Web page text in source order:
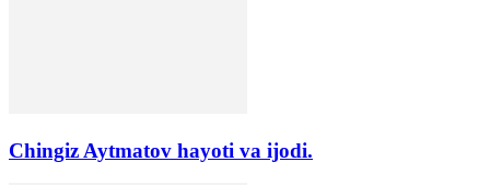
Chingiz Aytmatov hayoti va ijodi.